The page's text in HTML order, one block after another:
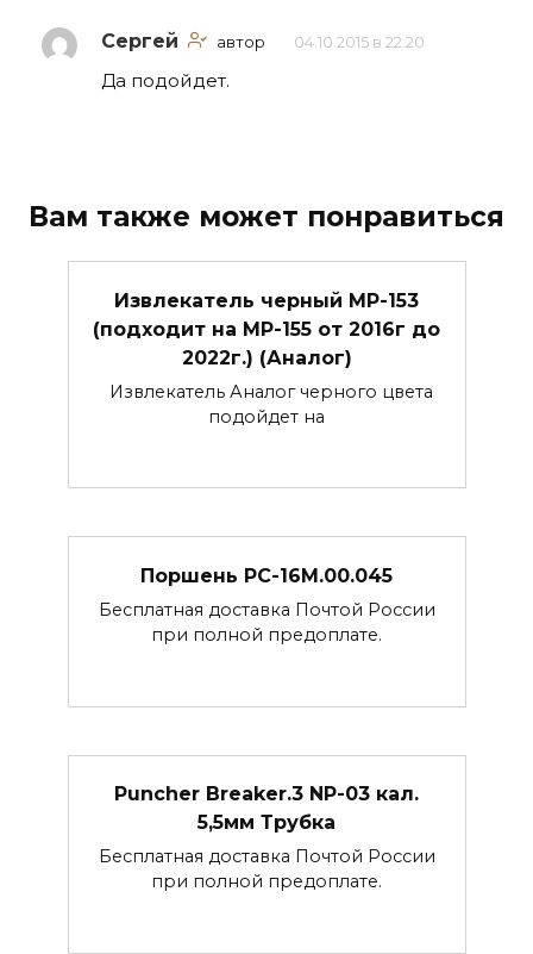
Сергей автор 04.10.2015 в 22:20
Да подойдет.
Вам также может понравиться
Извлекатель черный МР-153
(подходит на МР-155 от 2016г до
2022г.) (Аналог)
Извлекатель Аналог черного цвета
подойдет на
Поршень РС-16М.00.045
Бесплатная доставка Почтой России
при полной предоплате.
Puncher Breaker.3 NP-03 кал.
5,5мм Трубка
Бесплатная доставка Почтой России
при полной предоплате.